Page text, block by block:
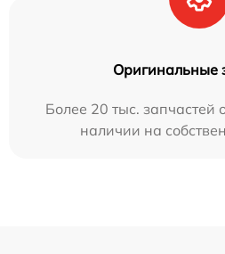
Оригинальные
Более 20 тыс. запчастей
наличии на